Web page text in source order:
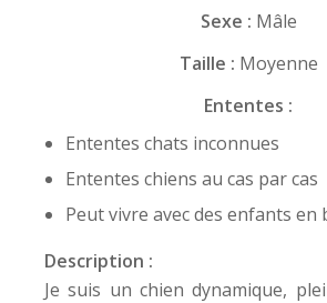
Sexe : Mâle
Taille : Moyenne
Ententes :
Ententes chats inconnues
Ententes chiens au cas par cas
Peut vivre avec des enfants en
Description :
Je suis un chien dynamique,